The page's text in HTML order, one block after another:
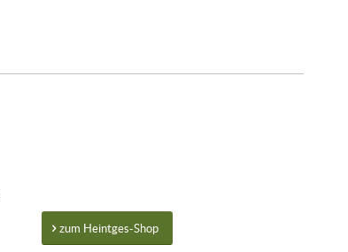
zum Heintges-Shop